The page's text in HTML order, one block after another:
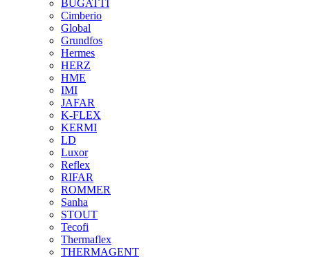
BUGATTI
Cimberio
Global
Grundfos
Hermes
HERZ
HME
IMI
JAFAR
K-FLEX
KERMI
LD
Luxor
Reflex
RIFAR
ROMMER
Sanha
STOUT
Tecofi
Thermaflex
THERMAGENT